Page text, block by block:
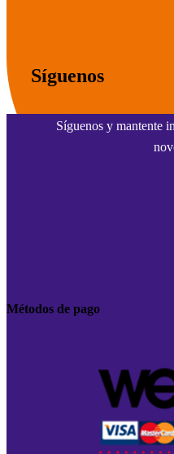
Síguenos
Síguenos y mantente
Métodos de pago